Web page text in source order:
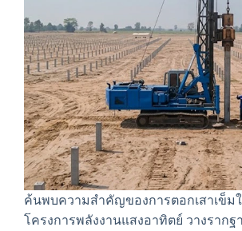
ค้นพบความสำคัญของการตอกเสาเข็ม
โครงการพลังงานแสงอาทิตย์ วางรากฐ